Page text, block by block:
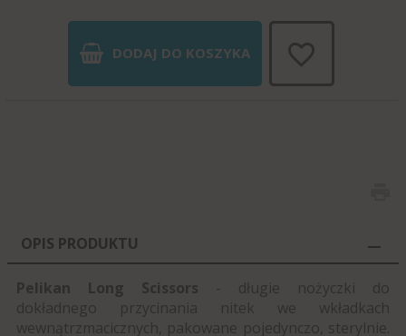
DODAJ DO KOSZYKA
OPIS PRODUKTU
Pelikan Long Scissors - długie nożyczki do
dokładnego przycinania nitek we wkładkach
wewnątrzmacicznych, pakowane pojedynczo, sterylnie.